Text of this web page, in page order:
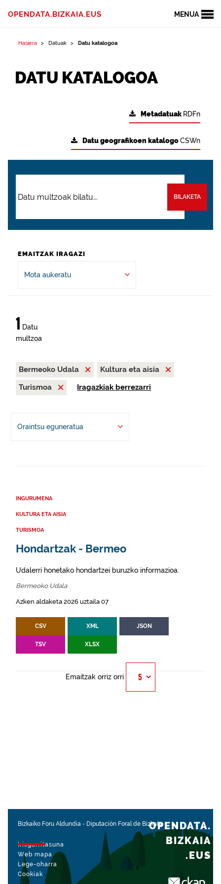
MENUA
OPENDATA.BIZKAIA.EUS
Hasiera Datuak Datu katalogoa
DATU KATALOGOA
Metadatuak RDFn
Datu geografikoen katalogoCSWn
BILAKETA
EMAITZAK IRAGAZI
Mota aukeratu
1 Datu
multzoa
Bermeoko Udala
Kultura eta aisia
Turismoa
Iragazkiak berrezarri
Oraintsu eguneratua
INGURUMENA
KULTURA ETA AISIA
TURISMOA
Hondartzak - Bermeo
Udalerri honetako hondartzei buruzko informazioa.
Bermeoko Udala
Azken aldaketa 2026 uztaila 07
CSV XML JSON
TSV XLSX
Emaitzak orriz orri
Bizkaiko Foru Aldundia - Diputación Foral de Bizkaia
Irisgarritasuna
Web mapa
Lege-oharra
Cookiak
OPENDATA.
BIZKAIA
.EUS